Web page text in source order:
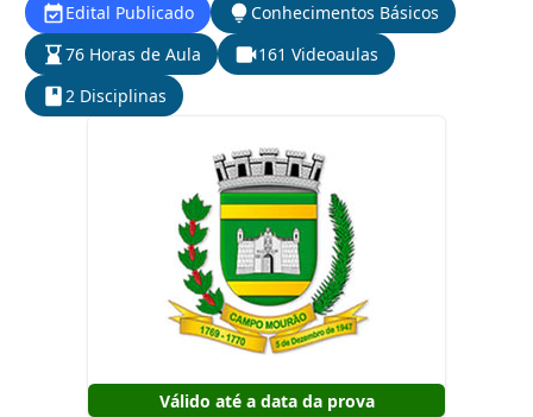
Edital Publicado
Conhecimentos Básicos
76 Horas de Aula
161 Videoaulas
2 Disciplinas
Válido até a data da prova